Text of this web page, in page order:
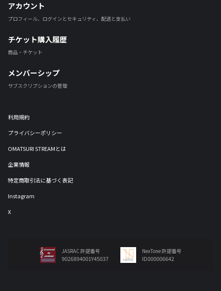
アカウント
プロフィール、ログインとセキュリティ、配送と支払い
チケット購入履歴
商品・チケット
メンバーシップ
サブスクリプションの管理
利用規約
プライバシーポリシー
OMATSURI STREAMとは
企業情報
特定商取引法に基づく表記
Instagram
X
JASRAC 許諾番号
9026894001Y45037
NexTone 許諾番号
ID000006642